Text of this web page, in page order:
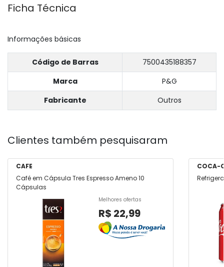
Ficha Técnica
Informações básicas
Código de Barras
7500435188357
Marca
P&G
Fabricante
Outros
Clientes também pesquisaram
CAFE
Café em Cápsula Tres Espresso Ameno 10
Cápsulas
Melhores ofertas
R$ 22,99
COCA-